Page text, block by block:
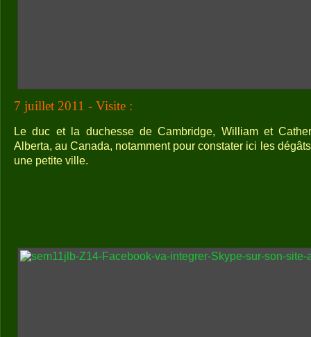
7 juillet 2011 - Visite :
Le duc et la duchesse de Cambridge, William et
Alberta, au Canada, notamment pour constater ici les
une petite ville.